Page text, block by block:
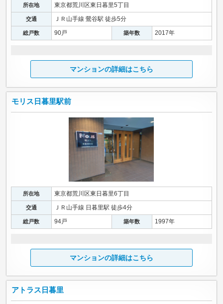
所在地 東京都荒川区東日暮里5丁目
交通 ＪＲ山手線 鶯谷駅 徒歩5分
総戸数 90戸 築年数 2017年
マンションの詳細はこちら
モリス日暮里駅前
所在地 東京都荒川区東日暮里6丁目
交通 ＪＲ山手線 日暮里駅 徒歩4分
総戸数 94戸 築年数 1997年
マンションの詳細はこちら
アトラス日暮里